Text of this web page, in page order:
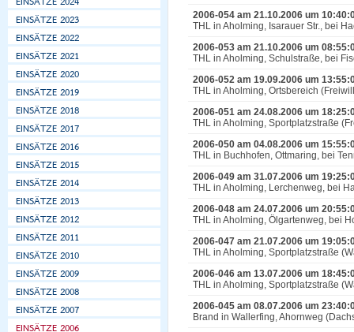
2006-054 am 21.10.2006 um
THL in Aholming, Isarauer Str., bei
2006-053 am 21.10.2006 um
THL in Aholming, Schulstraße, bei
2006-052 am 19.09.2006 um
THL in Aholming, Ortsbereich
2006-051 am 24.08.2006 um
THL in Aholming, Sportplatzstraße
2006-050 am 04.08.2006 um
THL in Buchhofen, Ottmaring, bei
2006-049 am 31.07.2006 um
THL in Aholming, Lerchenweg, bei
2006-048 am 24.07.2006 um
THL in Aholming, Ölgartenweg, bei
2006-047 am 21.07.2006 um
THL in Aholming, Sportplatzstraße
2006-046 am 13.07.2006 um
THL in Aholming, Sportplatzstraße
2006-045 am 08.07.2006 um
Brand in Wallerfing, Ahornweg